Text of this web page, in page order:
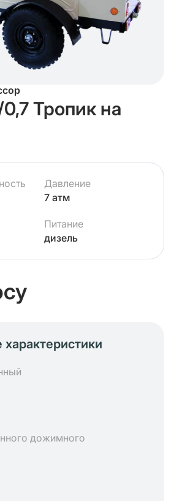
Тропик на
Давление
7 атм
Питание
дизель
дожимного